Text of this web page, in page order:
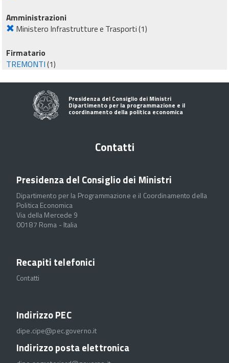
Amministrazioni
Ministero Infrastrutture e Trasporti(1)
Firmatario
TREMONTI(1)
Presidenza del Consiglio dei Ministri
Dipartimento per la programmazione e il
coordinamento della politica economica
Contatti
Presidenza del Consiglio dei Ministri
Dipartimento per la Programmazione e il Coordinamento della
Politica Economica
Via della Mercede 9
00187 Roma - Italia
Recapiti telefonici
Contatti
Indirizzo PEC
dipe.cipe@pec.governo.it
Indirizzo posta elettronica